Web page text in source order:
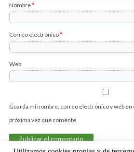
Nombre*
Correo electrónico*
Web
Guarda mi nombre, correo electrónico y web en
próxima vez que comente.